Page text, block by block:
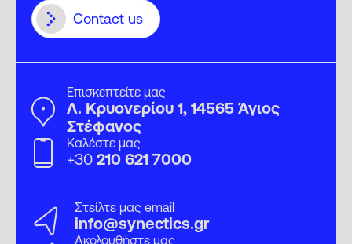
Contact us
Επισκεπτείτε μας
Λ. Κρυονερίου 1, 14565 Άγιος
Στέφανος
Καλέστε μας
+30 210 621 7000
Στείλτε μας email
info@synectics.gr